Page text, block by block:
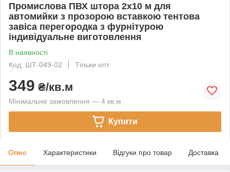
Промислова ПВХ штора 2х10 м для
автомийки з прозорою вставкою тентова
завіса перегородка з фурнітурою
індивідуальне виготовлення
В наявності
Код: ШТ-049-02
Тільки опт
349 ₴/кв.м
Мінімальне замовлення — 4 кв.м
Купити
Опис Характеристики Відгуки про товар Доставка